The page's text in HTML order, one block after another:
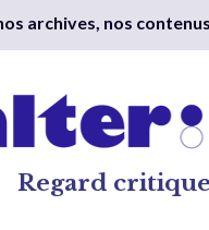
archives, nos
Regard critique